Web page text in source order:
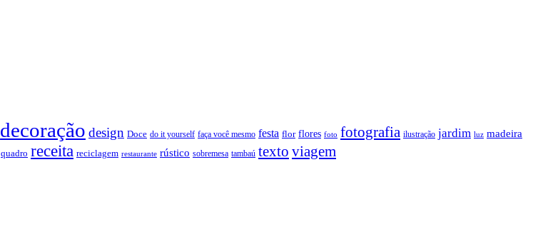
decoração design Doce do it yourself faça você mesmo festa flor flores foto fotografia ilustração jardim luz madeira
quadro receita reciclagem restaurante rústico sobremesa tambaú texto viagem